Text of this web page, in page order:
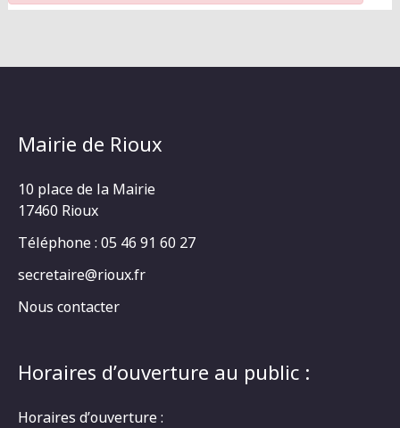
Mairie de Rioux
10 place de la Mairie
17460 Rioux
Téléphone : 05 46 91 60 27
secretaire@rioux.fr
Nous contacter
Horaires d’ouverture au public :
Horaires d’ouverture :